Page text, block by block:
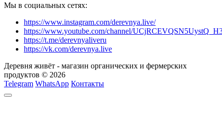
Мы в социальных сетях:
https://www.instagram.com/derevnya.live/
https://www.youtube.com/channel/
https://t.me/derevnyaliveru
https://vk.com/derevnya.live
Деревня живёт - магазин органических и фермерских
продуктов © 2026
Telegram WhatsApp Контакты